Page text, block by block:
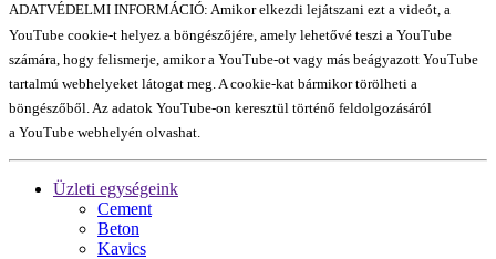
ADATVÉDELMI INFORMÁCIÓ: Amikor elkezdi lejátszani ezt a videót, a
YouTube cookie-t helyez a böngészőjére, amely lehetővé teszi a YouTube
számára, hogy felismerje, amikor a YouTube-ot vagy más beágyazott YouTube
tartalmú webhelyeket látogat meg. A cookie-kat bármikor törölheti a
böngészőből. Az adatok YouTube-on keresztül történő feldolgozásáról
a YouTube webhelyén olvashat.
Üzleti egységeink
Cement
Beton
Kavics